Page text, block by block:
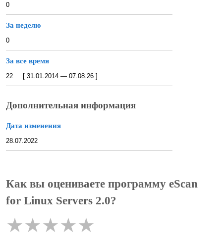
0
За неделю
0
За все время
22 [ 31.01.2014 — 07.08.26 ]
Дополнительная информация
Дата изменения
28.07.2022
Как вы оцениваете программу eScan
for Linux Servers 2.0?
★★★★★